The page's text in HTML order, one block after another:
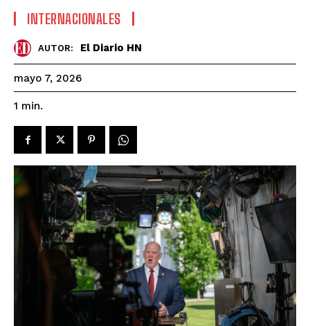
INTERNACIONALES
AUTOR: El Diario HN
mayo 7, 2026
1 min.